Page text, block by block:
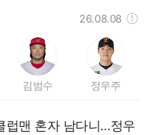
26.08.08
김범수 정우주
럽맨 혼자 남다니…정우